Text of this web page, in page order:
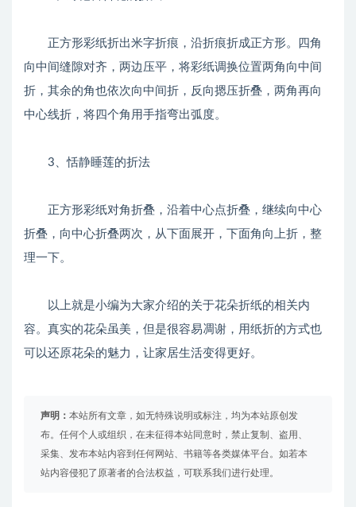
正方形彩纸折出米字折痕，沿折痕折成正方形。四角
向中间缝隙对齐，两边压平，将彩纸调换位置两角向中间
折，其余的角也依次向中间折，反向摁压折叠，两角再向
中心线折，将四个角用手指弯出弧度。
3、恬静睡莲的折法
正方形彩纸对角折叠，沿着中心点折叠，继续向中心
折叠，向中心折叠两次，从下面展开，下面角向上折，整
理一下。
以上就是小编为大家介绍的关于花朵折纸的相关内
容。真实的花朵虽美，但是很容易凋谢，用纸折的方式也
可以还原花朵的魅力，让家居生活变得更好。
声明： 本站所有文章，如无特殊说明或标注，均为本站原创发
布。任何个人或组织，在未征得本站同意时，禁止复制、盗用、
采集、发布本站内容到任何网站、书籍等各类媒体平台。如若本
站内容侵犯了原著者的合法权益，可联系我们进行处理。